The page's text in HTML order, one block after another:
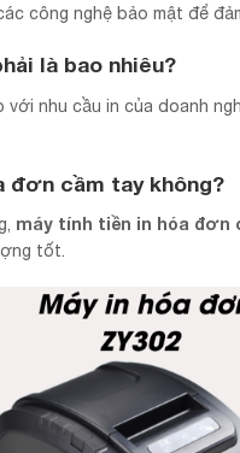
công nghệ bảo mật để
là bao nhiêu?
với nhu cầu in của doanh
đơn cầm taykhông?
máy tính tiền in hóa đơn
tốt.